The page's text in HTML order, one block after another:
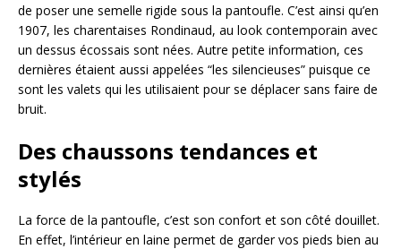
de poser une semelle rigide sous la pantoufle. C’est ainsi qu’en
1907, les charentaises Rondinaud, au look contemporain avec
un dessus écossais sont nées. Autre petite information, ces
dernières étaient aussi appelées “les silencieuses” puisque ce
sont les valets qui les utilisaient pour se déplacer sans faire de
bruit.
Des chaussons tendances et
stylés
La force de la pantoufle, c’est son confort et son côté douillet.
En effet, l’intérieur en laine permet de garder vos pieds bien au